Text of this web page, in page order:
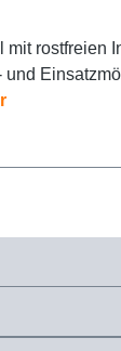
rostfreien